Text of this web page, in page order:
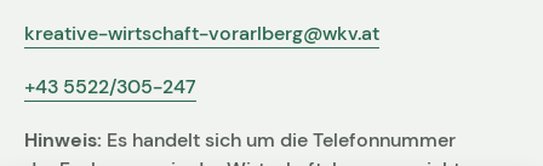
kreative-wirtschaft-vorarlberg@wkv.at
+43 5522/305-247
Hinweis: Es handelt sich um die Telefonnummer